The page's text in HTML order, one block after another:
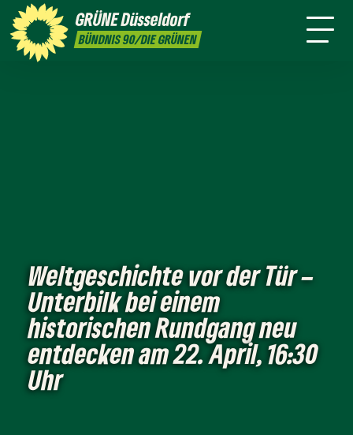
GRÜNEDüsseldorf
BÜNDNIS 90/DIE GRÜNEN
GRÜNFUNK Presse
Stadtbezirke Termine Mitmachen
Weltgeschichte vor der Tür –
Unterbilk bei einem
historischen Rundgang neu
entdecken am 22. April, 16:30
Uhr